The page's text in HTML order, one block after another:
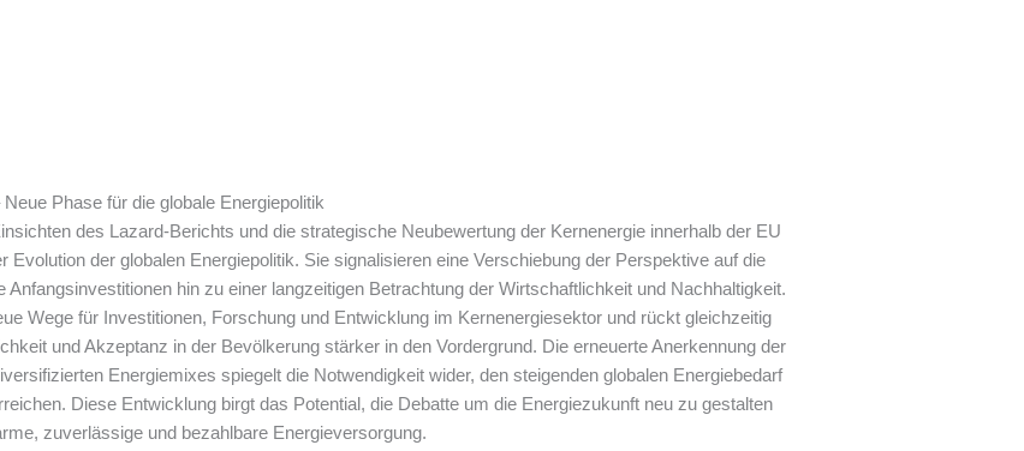
Phase für die globale Energiepolitik
des Lazard-Berichts und die strategische Neubewertung der Kernenergie innerhalb der EU
Evolution der globalen Energiepolitik. Sie signalisieren eine Verschiebung der Perspektive auf die
hin zu einer langzeitigen Betrachtung der Wirtschaftlichkeit und Nachhaltigkeit.
Wege für Investitionen, Forschung und Entwicklung im Kernenergiesektor und rückt gleichzeitig
und Akzeptanz in der Bevölkerung stärker in den Vordergrund. Die erneuerte Anerkennung der
Energiemixes spiegelt die Notwendigkeit wider, den steigenden globalen Energiebedarf
Diese Entwicklung birgt das Potential, die Debatte um die Energiezukunft neu zu gestalten
zuverlässige und bezahlbare Energieversorgung.